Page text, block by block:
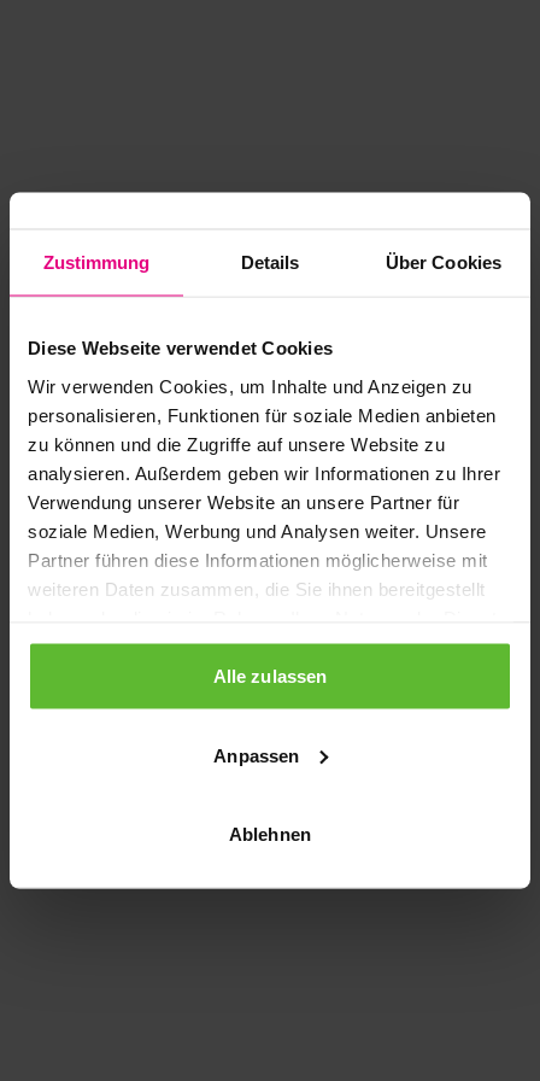
Zustimmung Details Über Cookies
Diese Webseite verwendet Cookies
Wir verwenden Cookies, um Inhalte und Anzeigen zu
personalisieren, Funktionen für soziale Medien anbieten
zu können und die Zugriffe auf unsere Website zu
analysieren. Außerdem geben wir Informationen zu Ihrer
Verwendung unserer Website an unsere Partner für
soziale Medien, Werbung und Analysen weiter. Unsere
Partner führen diese Informationen möglicherweise mit
weiteren Daten zusammen, die Sie ihnen bereitgestellt
gesammelt haben.
Alle zulassen
Anpassen
Ablehnen
Application error: a client-side exception has occurred
loading www.kurzwego.de (see the browser console for more
information).